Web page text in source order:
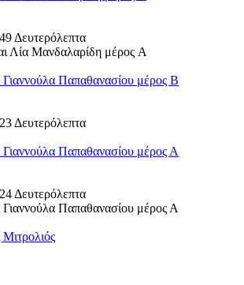
Δευτερόλεπτα
Λία Μανδαλαρίδη μέρος A
Παπαθανασίου μέρος Β
Δευτερόλεπτα
Παπαθανασίου μέρος Α
Δευτερόλεπτα
Παπαθανασίου μέρος Α